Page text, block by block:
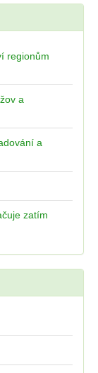
regionům
a
a
zatím